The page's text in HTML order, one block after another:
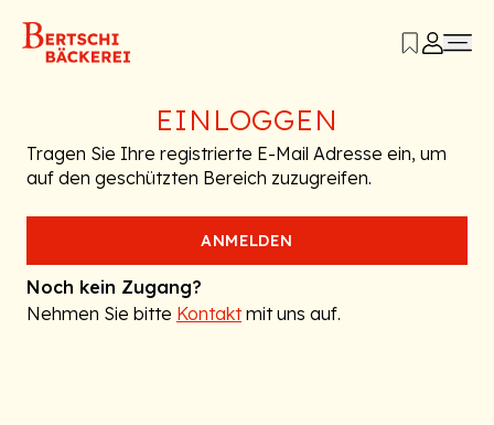
EINLOGGEN
Tragen Sie Ihre registrierte E-Mail Adresse ein, um
auf den geschützten Bereich zuzugreifen.
ANMELDEN
Noch kein Zugang?
Nehmen Sie bitte Kontakt mit uns auf.